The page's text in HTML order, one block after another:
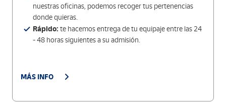
nuestras oficinas, podemos recoger tus pertenencias
donde quieras.
Rápido: te hacemos entrega de tu equipaje entre las 24
- 48 horas siguientes a su admisión.
MÁS INFO